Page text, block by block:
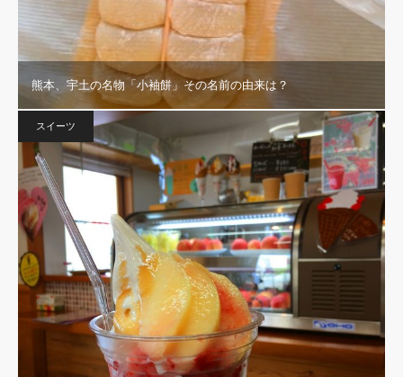
熊本、宇土の名物「小袖餅」その名前の由来は？
スイーツ